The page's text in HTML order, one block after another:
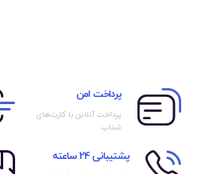
پرداخت امن
پرداخت آنلاین با کارت‌های
شتاب
پشتیبانی 24 ساعته